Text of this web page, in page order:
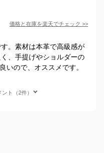
価格と在庫を楽天でチェック >>
。素材は本革で高級感が
、手提げやショルダーの
いので、オススメです。
ト（2件）